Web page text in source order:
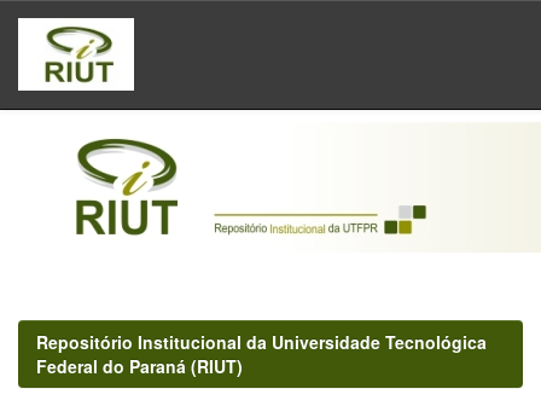
Skip
navigation
Repositório Institucional da Universidade Tecnológica
Federal do Paraná (RIUT)